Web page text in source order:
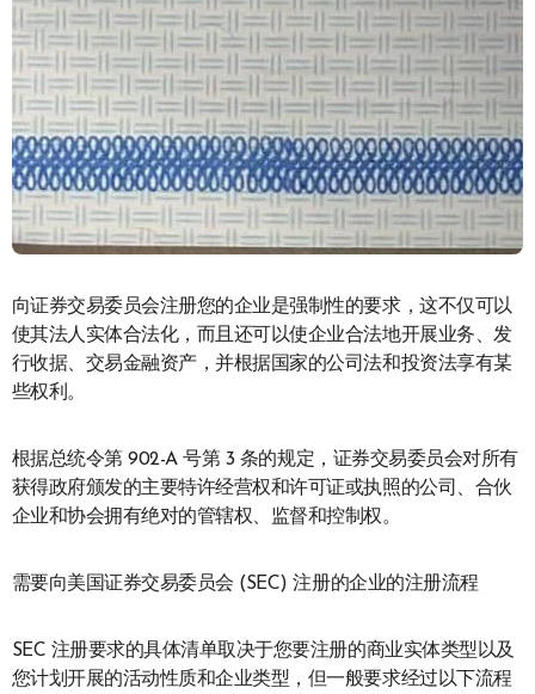
向证券交易委员会注册您的企业是强制性的要求，这不仅可以
使其法人实体合法化，而且还可以使企业合法地开展业务、发
行收据、交易金融资产，并根据国家的公司法和投资法享有某
些权利。
根据总统令第 902-A 号第 3 条的规定，证券交易委员会对所有
获得政府颁发的主要特许经营权和许可证或执照的公司、合伙
企业和协会拥有绝对的管辖权、监督和控制权。
需要向美国证券交易委员会 (SEC) 注册的企业的注册流程
SEC 注册要求的具体清单取决于您要注册的商业实体类型以及
您计划开展的活动性质和企业类型，但一般要求经过以下流程